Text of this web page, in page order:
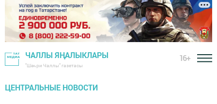
ЧАЛЛЫ ЯҢАЛЫКЛАРЫ
"Шәһри Чаллы" газетасы
16+
ЦЕНТРАЛЬНЫЕ НОВОСТИ